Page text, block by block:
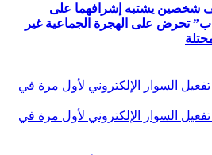
شخصين يشتبه إشرافهما على
تحرض على الهجرة الجماعية غير